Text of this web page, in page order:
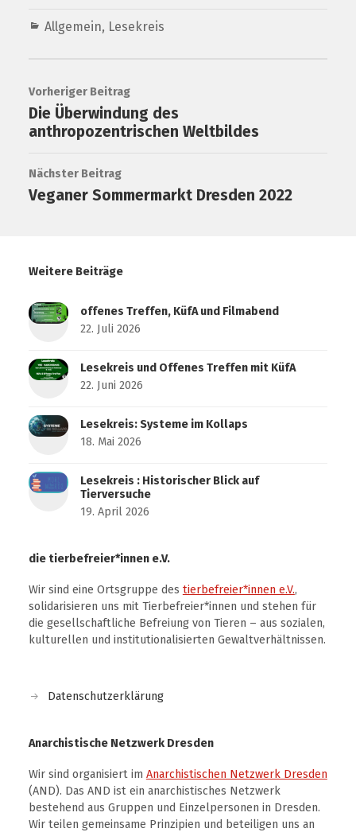
Allgemein, Lesekreis
Vorheriger Beitrag
Die Überwindung des
anthropozentrischen Weltbildes
Nächster Beitrag
Veganer Sommermarkt Dresden 2022
Weitere Beiträge
offenes Treffen, KüfA und Filmabend
22. Juli 2026
Lesekreis und Offenes Treffen mit KüfA
22. Juni 2026
Lesekreis: Systeme im Kollaps
18. Mai 2026
Lesekreis : Historischer Blick auf
Tierversuche
19. April 2026
die tierbefreier*innen e.V.
Wir sind eine Ortsgruppe des tierbefreier*innen e.V.,
solidarisieren uns mit Tierbefreier*innen und stehen für
die gesellschaftliche Befreiung von Tieren – aus sozialen,
kulturellen und institutionalisierten Gewaltverhältnissen.
Datenschutzerklärung
Anarchistische Netzwerk Dresden
Wir sind organisiert im Anarchistischen Netzwerk Dresden
(AND). Das AND ist ein anarchistisches Netzwerk
bestehend aus Gruppen und Einzelpersonen in Dresden.
Wir teilen gemeinsame Prinzipien und beteiligen uns an